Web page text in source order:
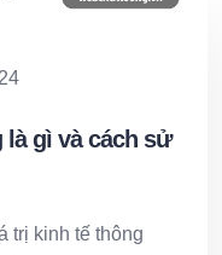
là gì và cách sử
trị kinh tế thông